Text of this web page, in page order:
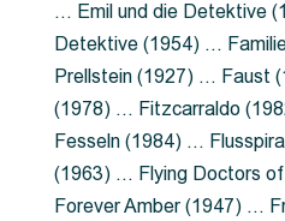
… Emil und die Detektive
Detektive (1954) …
Prellstein (1927) … Faust
(1978) … Fitzcarraldo
Fesseln (1984) …
(1963) … Flying Doctors
Forever Amber (1947) …